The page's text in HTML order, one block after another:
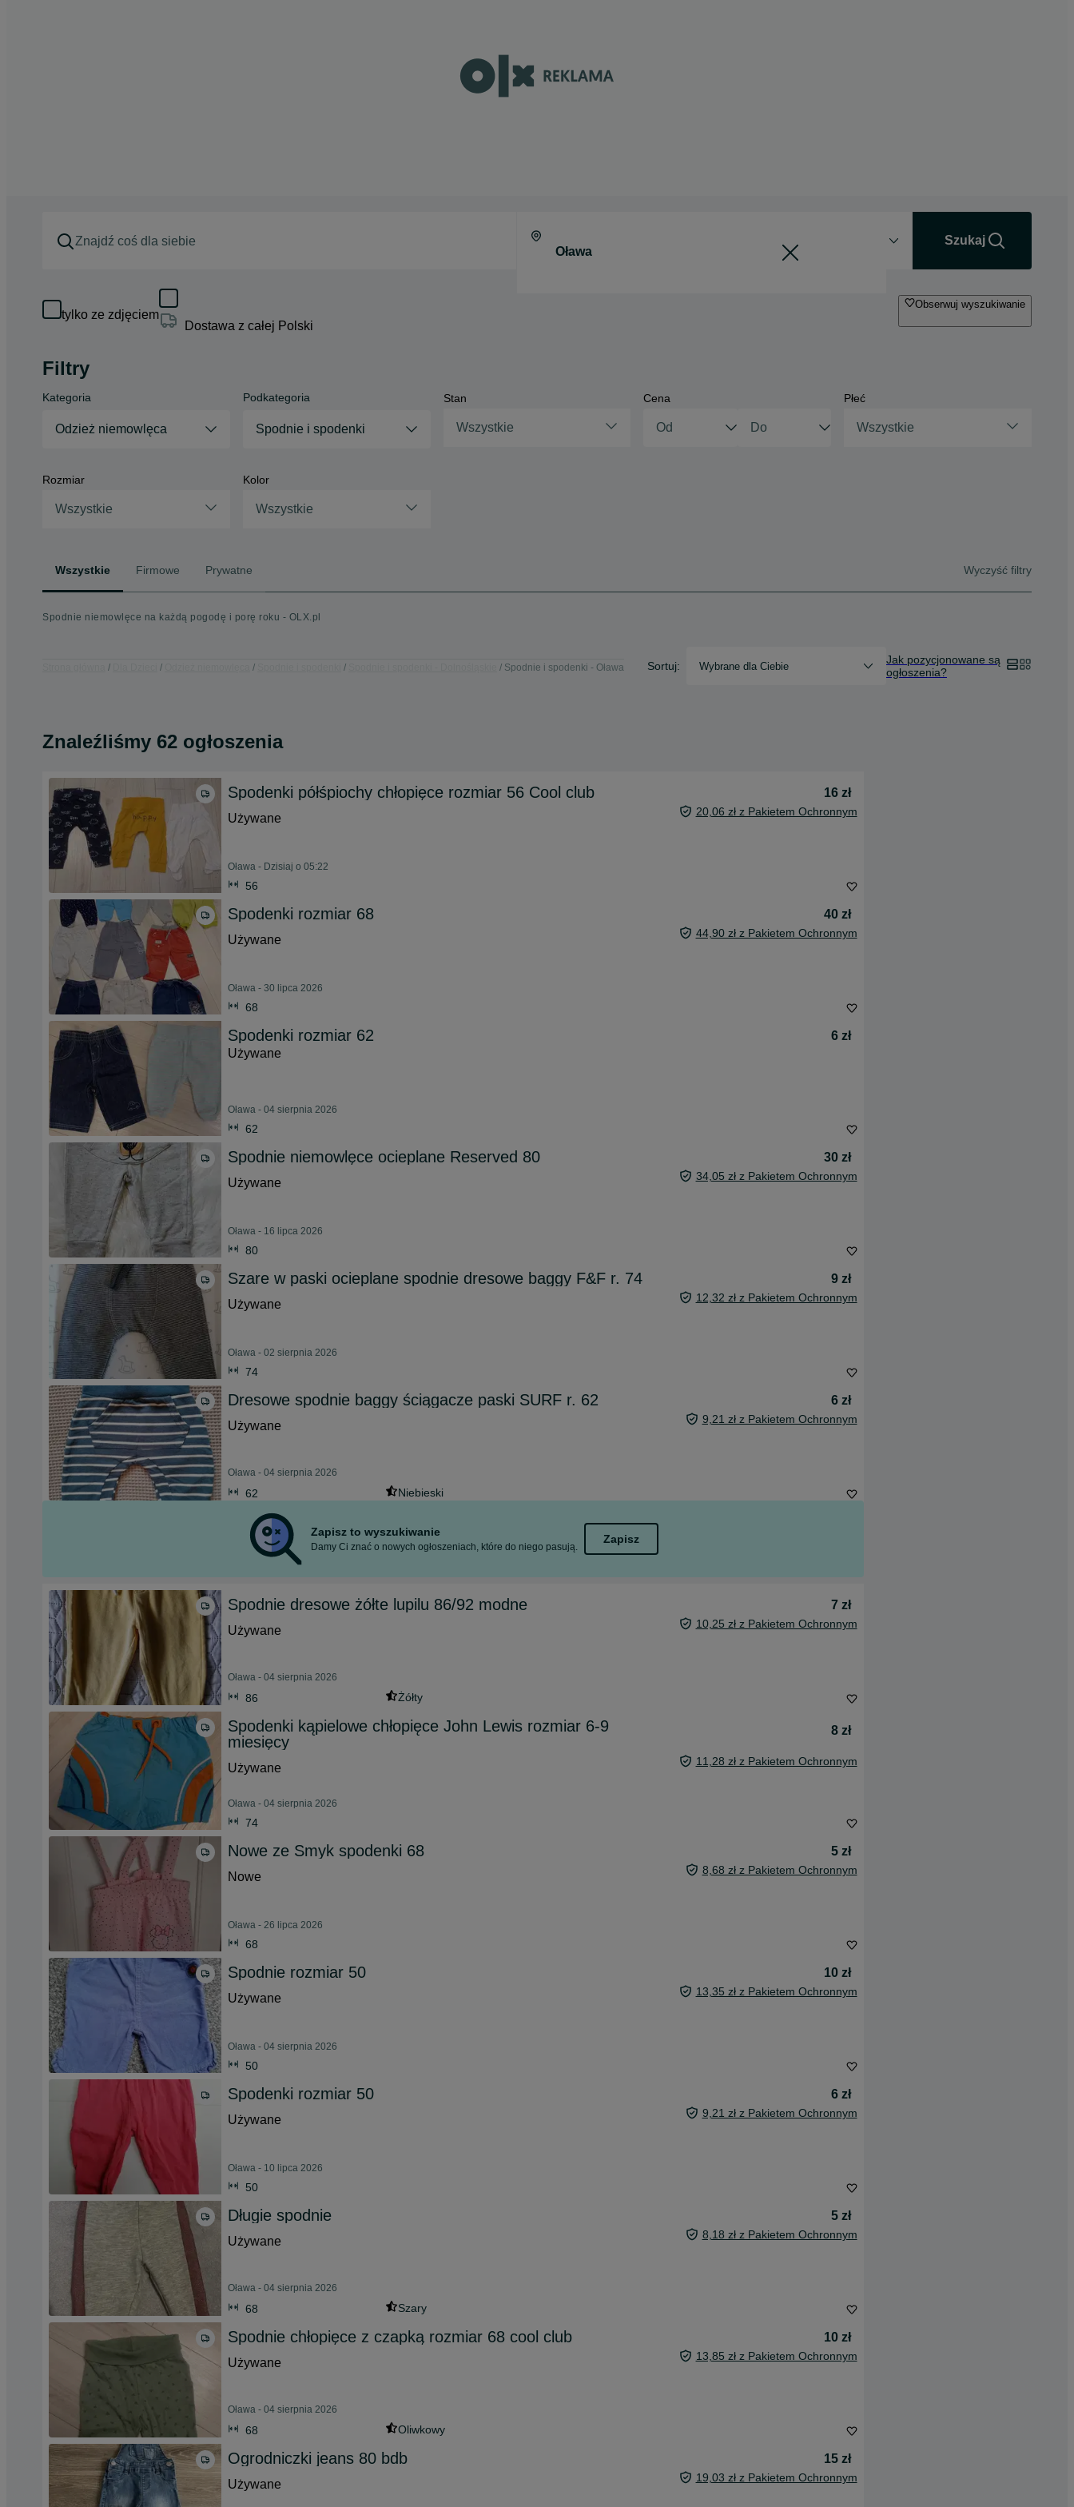
Szukaj
tylko ze zdjęciem
Dostawa z całej Polski
Obserwuj wyszukiwanie
Filtry
Kategoria
Odzież niemowlęca
Podkategoria
Spodnie i spodenki
Stan
Wszystkie
Cena Płeć
Wszystkie
Rozmiar
Wszystkie
Kolor
Wszystkie
Wszystkie Firmowe Prywatne Wyczyść filtry
Spodnie niemowlęce na każdą pogodę i porę roku - OLX.pl
Spodnie i spodenki - Oława Sortuj: Wybrane dla Ciebie
Jak pozycjonowane są
ogłoszenia?
Znaleźliśmy 62 ogłoszenia
Spodenki półśpiochy chłopięce rozmiar 56 Cool club
16 zł
Używane
20,06 zł z Pakietem Ochronnym
Oława - Dzisiaj o 05:22
56
Spodenki rozmiar 68
40 zł
Używane
44,90 zł z Pakietem Ochronnym
Oława - 30 lipca 2026
68
Spodenki rozmiar 62
6 zł
Używane
Oława - 04 sierpnia 2026
62
Spodnie niemowlęce ocieplane Reserved 80
30 zł
Używane
34,05 zł z Pakietem Ochronnym
Oława - 16 lipca 2026
80
Szare w paski ocieplane spodnie dresowe baggy F&F r. 74
9 zł
Używane
12,32 zł z Pakietem Ochronnym
Oława - 02 sierpnia 2026
74
Dresowe spodnie baggy ściągacze paski SURF r. 62
6 zł
Używane
9,21 zł z Pakietem Ochronnym
Oława - 04 sierpnia 2026
62 Niebieski
Zapisz to wyszukiwanie
Damy Ci znać o nowych ogłoszeniach, które do niego pasują.
Zapisz
Spodnie dresowe żółte lupilu 86/92 modne
7 zł
Używane
10,25 zł z Pakietem Ochronnym
Oława - 04 sierpnia 2026
86 Żółty
Spodenki kąpielowe chłopięce John Lewis rozmiar 6-9
miesięcy
8 zł
Używane 11,28 zł z Pakietem Ochronnym
Oława - 04 sierpnia 2026
74
Nowe ze Smyk spodenki 68
5 zł
Nowe
8,68 zł z Pakietem Ochronnym
Oława - 26 lipca 2026
68
Spodnie rozmiar 50
10 zł
Używane
13,35 zł z Pakietem Ochronnym
Oława - 04 sierpnia 2026
50
Spodenki rozmiar 50
6 zł
Używane
9,21 zł z Pakietem Ochronnym
Oława - 10 lipca 2026
50
Długie spodnie
5 zł
Używane
8,18 zł z Pakietem Ochronnym
Oława - 04 sierpnia 2026
68 Szary
Spodnie chłopięce z czapką rozmiar 68 cool club
10 zł
Używane
13,85 zł z Pakietem Ochronnym
Oława - 04 sierpnia 2026
68 Oliwkowy
Ogrodniczki jeans 80 bdb
15 zł
Używane
19,03 zł z Pakietem Ochronnym